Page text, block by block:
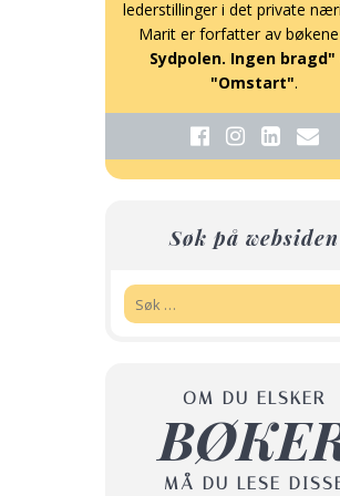
lederstillinger i det private
Marit er forfatter av bøkene
Sydpolen. Ingen bragd"
"Omstart".
Søk på websiden
OM DU ELSKER
MÅ DU LESE